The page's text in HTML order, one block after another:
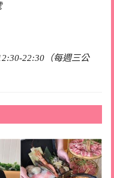
22:30（每週三公